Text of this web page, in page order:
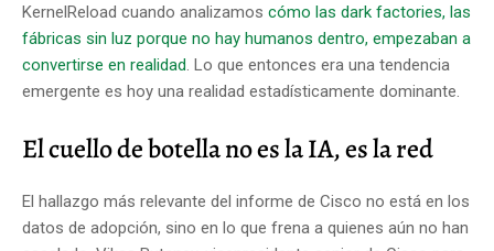
KernelReload cuando analizamos cómo las dark factories, las
fábricas sin luz porque no hay humanos dentro, empezaban a
convertirse en realidad . Lo que entonces era una tendencia
emergente es hoy una realidad estadísticamente dominante.
El cuello de botella no es la IA, es la red
El hallazgo más relevante del informe de Cisco no está en los
datos de adopción, sino en lo que frena a quienes aún no han